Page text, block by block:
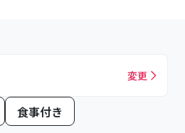
変更
食事付き